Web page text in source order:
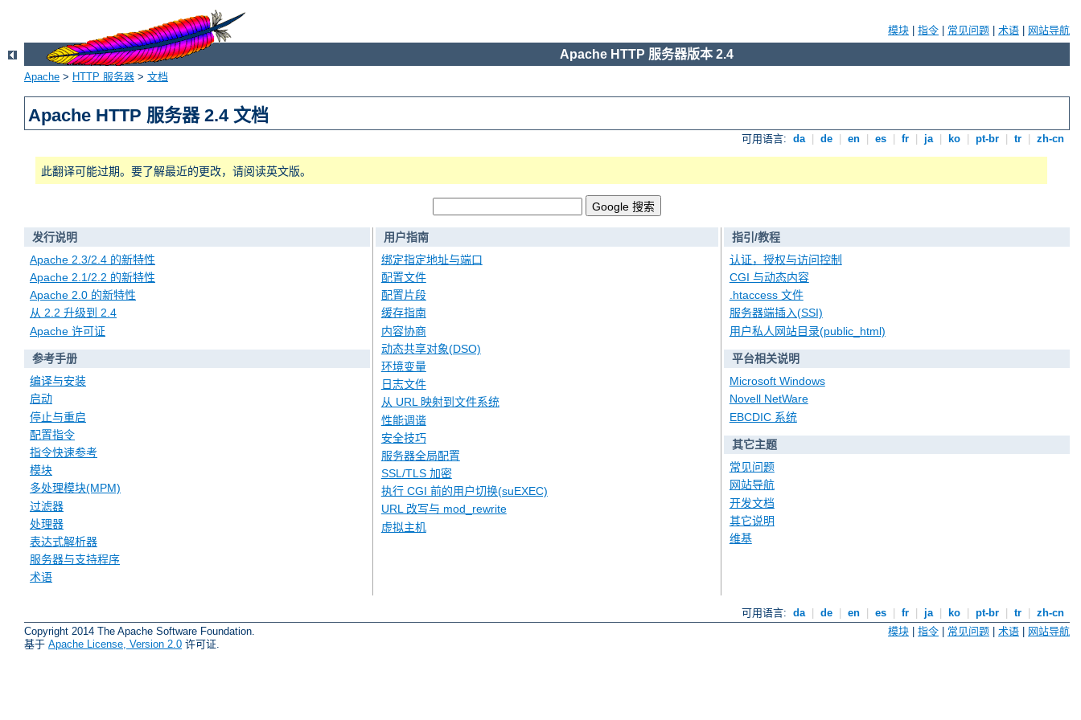
模块 指令 常见问题 术语 网站导航
Apache HTTP 服务器版本 2.4
Apache > HTTP 服务器 > 文档
Apache HTTP 服务器 2.4 文档
可用语言: da de en es fr ja ko pt-br tr zh-cn
此翻译可能过期。要了解最近的更改，请阅读英文版。
发行说明
Apache 2.3/2.4 的新特性
Apache 2.1/2.2 的新特性
Apache 2.0 的新特性
从 2.2 升级到 2.4
Apache 许可证
参考手册
编译与安装
启动
停止与重启
配置指令
指令快速参考
模块
多处理模块(MPM)
过滤器
处理器
表达式解析器
服务器与支持程序
术语
用户指南
绑定指定地址与端口
配置文件
配置片段
缓存指南
内容协商
动态共享对象(DSO)
环境变量
日志文件
从 URL 映射到文件系统
性能调谐
安全技巧
服务器全局配置
SSL/TLS 加密
执行 CGI 前的用户切换(suEXEC)
URL 改写与 mod_rewrite
虚拟主机
指引/教程
认证，授权与访问控制
CGI 与动态内容
.htaccess 文件
服务器端插入(SSI)
用户私人网站目录(public_html)
平台相关说明
Microsoft Windows
Novell NetWare
EBCDIC 系统
其它主题
常见问题
网站导航
开发文档
其它说明
维基
可用语言: da de en es fr ja ko pt-br tr
zh-cn
Copyright 2014 The Apache Software Foundation.
基于 Apache License, Version 2.0 许可证.
模块 | 指令 | 常见问题 | 术语 | 网站导航